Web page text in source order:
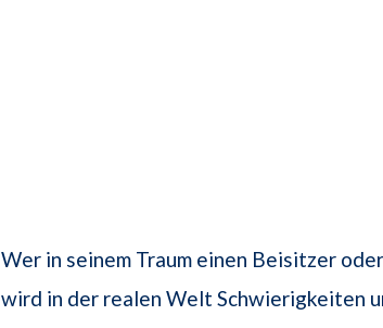
Wer in seinem Traum einen Beisitzer
wird in der realen Welt Schwierigkeiten